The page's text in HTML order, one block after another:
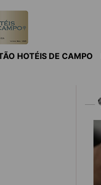
HOTÉIS DE CAMPO